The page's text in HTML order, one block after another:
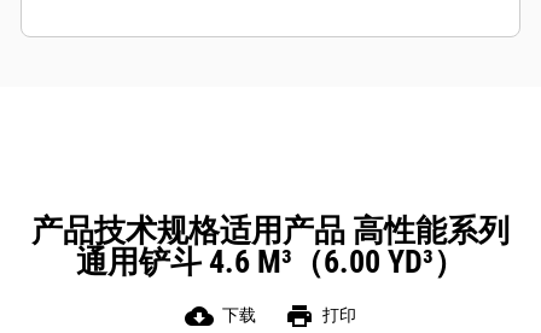
产品技术规格适用产品 高性能系列
通用铲斗 4.6 M³（6.00 YD³）
cloud_download 下载 print 打印